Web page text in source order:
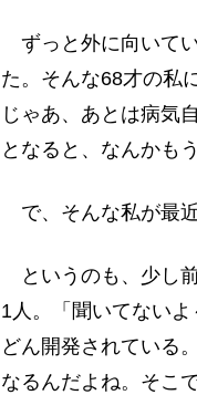
ずっと外に向いて
た。そんな68才の私
じゃあ、あとは病気
となると、なんかも
で、そんな私が最
というのも、少し
1人。「聞いてない
どん開発されている
なるんだよね。そこ